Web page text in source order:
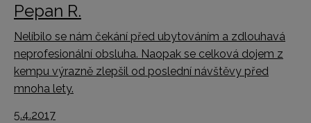
Pepan R.
Nelíbilo se nám čekání před ubytováním a zdlouhavá
neprofesionální obsluha. Naopak se celková dojem z
kempu výrazně zlepšil od poslední návštěvy před
mnoha lety.
5.4.2017